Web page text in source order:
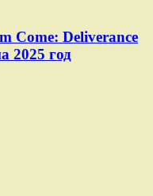
Come: Deliverance
2025 год